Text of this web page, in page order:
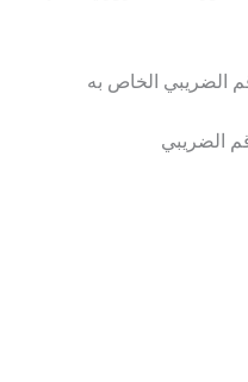
الضريبي الخاص به
الضريبي